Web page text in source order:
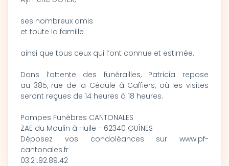
ses nombreux amis
et toute la famille
ainsi que tous ceux qui l’ont connue et estimée.
Dans l’attente des funérailles, Patricia repose
au 385, rue de la Cédule à Caffiers, où les visites
seront reçues de 14 heures à 18 heures.
Pompes Funèbres CANTONALES
ZAE du Moulin à Huile - 62340 GUÎNES
Déposez vos condoléances sur www.pf-
cantonales.fr
03.21.92.89.42